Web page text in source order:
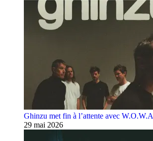
Ghinzu met fin à l’attente avec W.O.W.A
29 mai 2026